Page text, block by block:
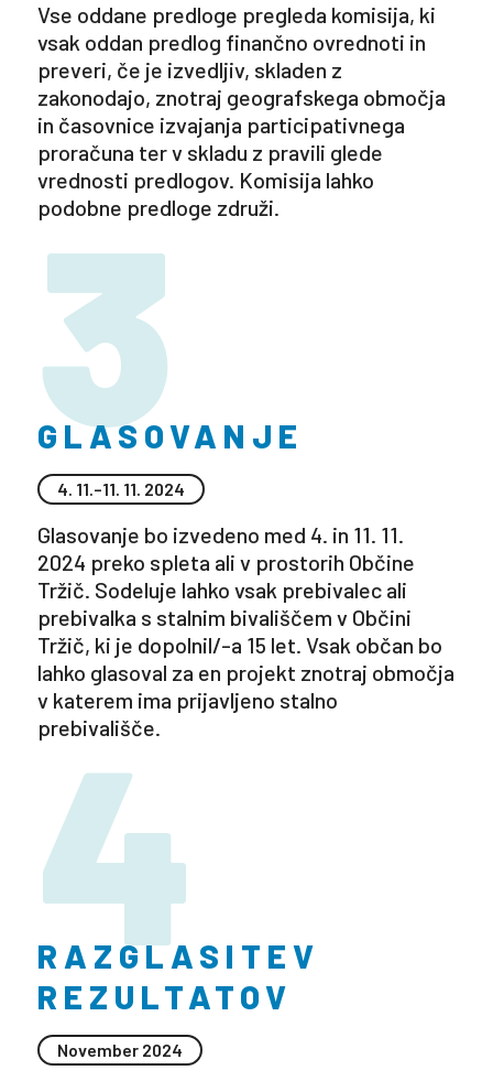
Vse oddane predloge pregleda komisija, ki
vsak oddan predlog finančno ovrednoti in
preveri, če je izvedljiv, skladen z
zakonodajo, znotraj geografskega območja
in časovnice izvajanja participativnega
proračuna ter v skladu z pravili glede
vrednosti predlogov. Komisija lahko
podobne predloge združi.
3
GLASOVANJE
4. 11.–11. 11. 2024
Glasovanje bo izvedeno med 4. in 11. 11.
2024 preko spleta ali v prostorih Občine
Tržič. Sodeluje lahko vsak prebivalec ali
prebivalka s stalnim bivališčem v Občini
Tržič, ki je dopolnil/-a 15 let. Vsak občan bo
lahko glasoval za en projekt znotraj območja
v katerem ima prijavljeno stalno
prebivališče.
4
RAZGLASITEV
REZULTATOV
November 2024